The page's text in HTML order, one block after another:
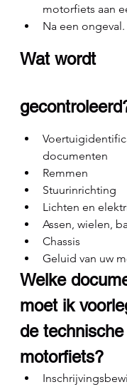
motorfiets aan
Na een ongeval.
Wat wordt
documenten
Remmen
Stuurinrichting
Lichten en
Assen, wielen,
Chassis
Geluid van uw
Welke
moet ik
de
motorfiets?